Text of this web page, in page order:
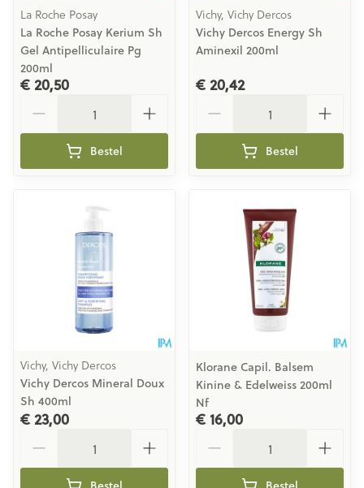
La Roche Posay
La Roche Posay Kerium Sh
Gel Antipelliculaire Pg
200ml
€ 20,50
Bestel
Vichy, Vichy Dercos
Vichy Dercos Energy Sh
Aminexil 200ml
€ 20,42
Bestel
Vichy, Vichy Dercos
Vichy Dercos Mineral Doux
Sh 400ml
€ 23,00
Klorane Capil. Balsem
Kinine & Edelweiss 200ml
Nf
€ 16,00